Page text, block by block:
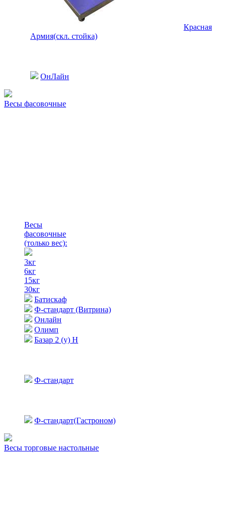
Красная
Армия(скл. стойка)
ОнЛайн
Весы фасовочные
Весы
фасовочные
(только вес):
3кг
6кг
15кг
30кг
Батискаф
Ф-стандарт (Витрина)
Онлайн
Олимп
Базар 2 (у) Н
Ф-стандарт
Ф-стандарт(Гастроном)
Весы торговые настольные